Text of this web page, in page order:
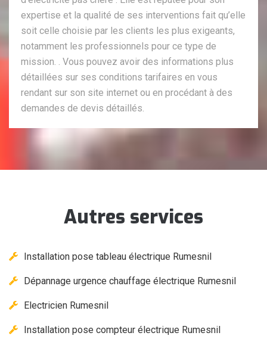
expertise et la qualité de ses interventions fait qu’elle
soit celle choisie par les clients les plus exigeants,
notamment les professionnels pour ce type de
mission. . Vous pouvez avoir des informations plus
détaillées sur ses conditions tarifaires en vous
rendant sur son site internet ou en procédant à des
demandes de devis détaillés.
Autres services
Installation pose tableau électrique Rumesnil
Dépannage urgence chauffage électrique Rumesnil
Electricien Rumesnil
Installation pose compteur électrique Rumesnil